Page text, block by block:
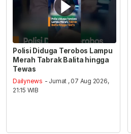
Polisi Diduga Terobos Lampu
Merah Tabrak Balita hingga
Tewas
Dailynews - Jumat , 07 Aug 2026,
21:15 WIB